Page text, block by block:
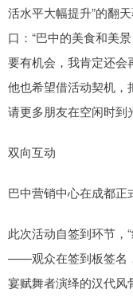
活水平大幅提升”的翻
口：“巴中的美食和美
要有机会，我肯定还会
他也希望借活动契机，
请更多朋友在空闲时到
双向互动
巴中营销中心在成都正
此次活动自签到环节，
——观众在签到板签名
宴赋舞者演绎的汉代风